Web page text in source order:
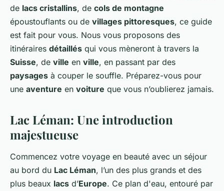
de lacs cristallins, de cols de montagne
époustouflants ou de villages pittoresques, ce guide
est fait pour vous. Nous vous proposons des
itinéraires détaillés qui vous mèneront à travers la
Suisse, de ville en ville, en passant par des
paysages à couper le souffle. Préparez-vous pour
une aventure en voiture que vous n’oublierez jamais.
Lac Léman: Une introduction
majestueuse
Commencez votre voyage en beauté avec un séjour
au bord du Lac Léman, l’un des plus grands et des
plus beaux lacs d’Europe. Ce plan d'eau, entouré par